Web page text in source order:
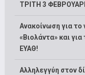
ΤΡΙΤΗ 3
Ανακοίνωση για το
«Βιολάντα» και
ΕΥΑΘ!
Αλληλεγγύη στον